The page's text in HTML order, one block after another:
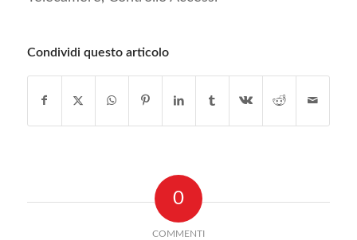
Condividi questo articolo
0
COMMENTI